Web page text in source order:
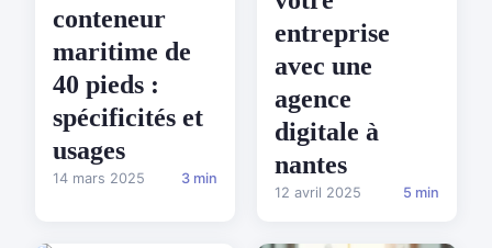
conteneur
maritime de
40 pieds :
spécificités et
usages
14 mars 2025 3 min
entreprise
avec une
agence
digitale à
nantes
12 avril 2025 5 min